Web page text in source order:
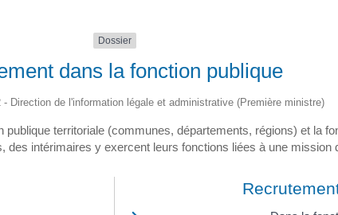
Dossier
dans la fonction publique
Direction de l'information légale et administrative (Première ministre)
territoriale (communes, départements, régions) et la
des intérimaires y exercent leurs fonctions liées à une mission